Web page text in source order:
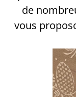
de
vous